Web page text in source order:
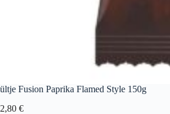
ültje Fusion Paprika Flamed Style 150g
2,80 €